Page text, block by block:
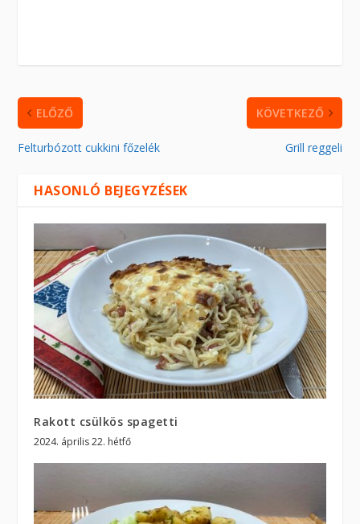
ELŐZŐ
Felturbózott cukkini főzelék
KÖVETKEZŐ
Grill reggeli
HASONLÓ BEJEGYZÉSEK
Rakott csülkös spagetti
2024. április 22. hétfő